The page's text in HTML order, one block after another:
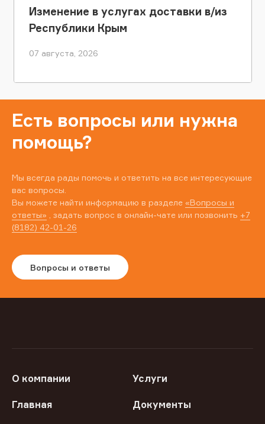
Изменение в услугах доставки в/из
Республики Крым
07 августа, 2026
Есть вопросы или нужна
помощь?
Мы всегда рады помочь и ответить на все интересующие
вас вопросы.
Вы можете найти информацию в разделе «Вопросы и
ответы» , задать вопрос в онлайн-чате или позвонить +7
(8182) 42-01-26
Вопросы и ответы
О компании Услуги
Главная Документы